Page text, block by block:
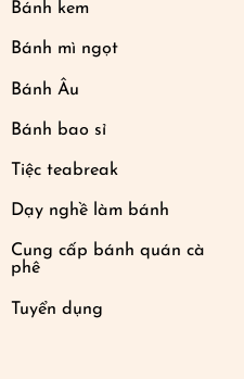
Bánh kem
Bánh mì ngọt
Bánh Âu
Bánh bao sỉ
Tiệc teabreak
Dạy nghề làm bánh
Cung cấp bánh quán cà
phê
Tuyển dụng